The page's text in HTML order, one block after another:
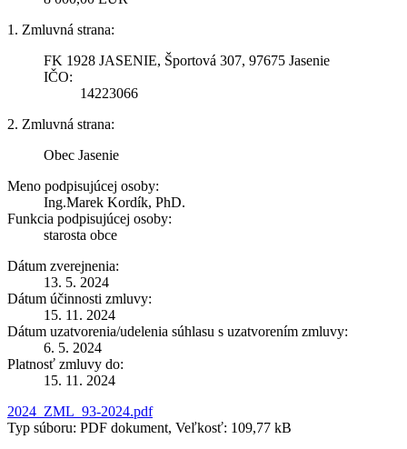
1. Zmluvná strana:
FK 1928 JASENIE, Športová 307, 97675 Jasenie
IČO:
14223066
2. Zmluvná strana:
Obec Jasenie
Meno podpisujúcej osoby:
Ing.Marek Kordík, PhD.
Funkcia podpisujúcej osoby:
starosta obce
Dátum zverejnenia:
13. 5. 2024
Dátum účinnosti zmluvy:
15. 11. 2024
Dátum uzatvorenia/udelenia súhlasu s uzatvorením zmluvy:
6. 5. 2024
Platnosť zmluvy do:
15. 11. 2024
2024_ZML_93-2024.pdf
Typ súboru: PDF dokument, Veľkosť: 109,77 kB